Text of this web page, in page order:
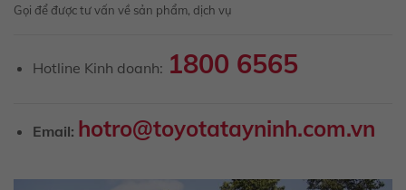
Gọi để được tư vấn về sản phẩm, dịch vụ
Hotline Kinh doanh: 1800 6565
Email: hotro@toyotatayninh.com.vn